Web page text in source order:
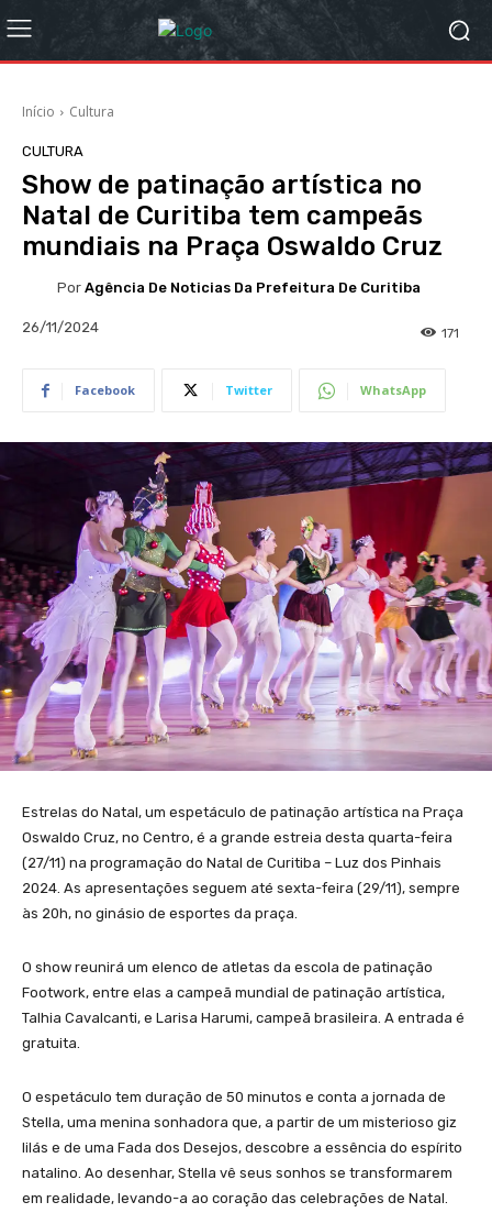
Início Cultura
CULTURA
Show de patinação artística no
Natal de Curitiba tem campeãs
mundiais na Praça Oswaldo Cruz
Por Agência De Noticias Da Prefeitura De Curitiba
26/11/2024 171
Facebook Twitter WhatsApp
Estrelas do Natal, um espetáculo de patinação artística na Praça
Oswaldo Cruz, no Centro, é a grande estreia desta quarta-feira
(27/11) na programação do Natal de Curitiba – Luz dos Pinhais
2024. As apresentações seguem até sexta-feira (29/11), sempre
às 20h, no ginásio de esportes da praça.
O show reunirá um elenco de atletas da escola de patinação
Footwork, entre elas a campeã mundial de patinação artística,
Talhia Cavalcanti, e Larisa Harumi, campeã brasileira. A entrada é
gratuita.
O espetáculo tem duração de 50 minutos e conta a jornada de
Stella, uma menina sonhadora que, a partir de um misterioso giz
lilás e de uma Fada dos Desejos, descobre a essência do espírito
natalino. Ao desenhar, Stella vê seus sonhos se transformarem
em realidade, levando-a ao coração das celebrações de Natal.